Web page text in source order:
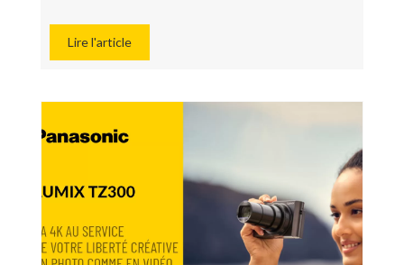
Lire l'article